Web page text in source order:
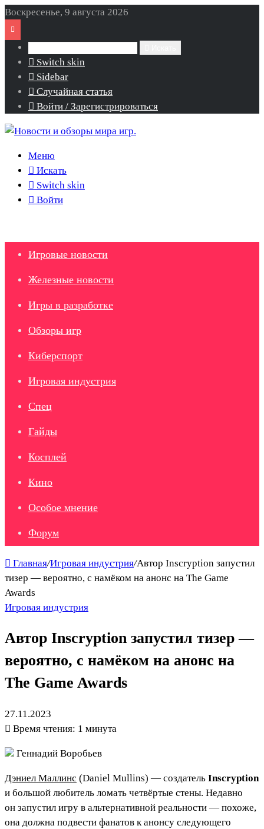
Воскресенье, 9 августа 2026
Switch skin
Sidebar
Случайная статья
Войти / Зарегистрироваться
Меню
Искать
Switch skin
Войти
Игровые новости
Железные новости
Игры в разработке
Обзоры игр
Киберспорт
Игровая индустрия
Спец
Гайды
Косплей
Кино
Особое мнение
Форум
Главная/Игровая индустрия/Автор Inscryption запустил
тизер — вероятно, с намёком на анонс на The Game
Awards
Игровая индустрия
Автор Inscryption запустил тизер —
вероятно, с намёком на анонс на
The Game Awards
27.11.2023
Время чтения: 1 минута
Геннадий Воробьев
Дэниел Маллинс (Daniel Mullins) — создатель Inscryption
и большой любитель ломать четвёртые стены. Недавно
он запустил игру в альтернативной реальности — похоже,
она должна подвести фанатов к анонсу следующего